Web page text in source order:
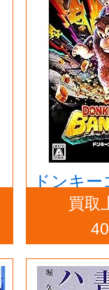
ドンキ
ンザ -買取